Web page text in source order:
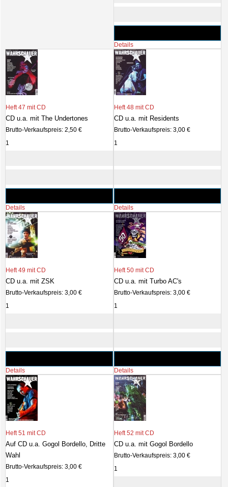
Details
Heft 47 mit CD
CD u.a. mit The Undertones
Brutto-Verkaufspreis: 2,50 €
Details
Heft 48 mit CD
CD u.a. mit Residents
Brutto-Verkaufspreis: 3,00 €
Details
Heft 49 mit CD
CD u.a. mit ZSK
Brutto-Verkaufspreis: 3,00 €
Details
Heft 50 mit CD
CD u.a. mit Turbo AC's
Brutto-Verkaufspreis: 3,00 €
Details
Heft 51 mit CD
Auf CD u.a. Gogol Bordello, Dritte
Wahl
Brutto-Verkaufspreis: 3,00 €
Heft 52 mit CD
CD u.a. mit Gogol Bordello
Brutto-Verkaufspreis: 3,00 €